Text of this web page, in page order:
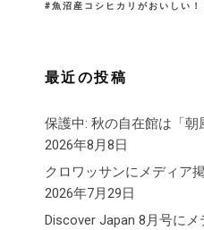
魚沼産コシヒカリがおいしい！
最近の投稿
保護中: 秋の自在館は「
2026年8月8日
クロワッサンにメディア
2026年7月29日
Discover Japan 8月号に